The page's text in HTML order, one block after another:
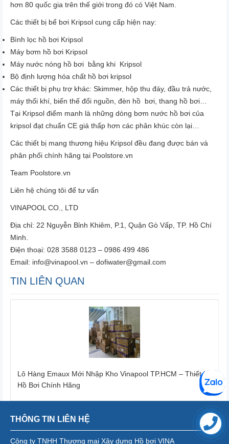
hơn 80 quốc gia trên thế giới trong đó có Việt Nam.
Các thiết bị bể bơi Kripsol cung cấp hiện nay:
Bình lọc hồ bơi Kripsol
Máy bơm hồ bơi Kripsol
Máy nước nóng hồ bơi bằng khi Kripsol
Bộ định lượng hóa chất hồ bơi kripsol
Các thiết bị phụ trợ khác: Skimmer, hộp thu đáy, đầu trả nước,
máy thổi khí, biến thế đổi nguồn, đèn hồ bơi, thang hồ bơi…
Tại Kripsol điểm manh là những dòng bơm nước hồ bơi của
kripsol đạt chuẩn CE giá thấp hơn các phân khúc còn lại…
Các thiết bị mang thương hiệu Kripsol đều đang được bán và
phân phối chính hãng tại Poolstore.vn
Team Poolstore.vn
Liên hệ chúng tôi để tư vấn
VINAPOOL CO., LTD
Địa chỉ: 22 Nguyễn Bỉnh Khiêm, P.1, Quận Gò Vấp, TP. Hồ Chí
Minh.
Điện thoại: 028 3588 0123 – 0986 499 486
Email: info@vinapool.vn – dofiwater@gmail.com
TIN LIÊN QUAN
Lô Hàng Emaux Mới Nhập Kho Vinapool TP.HCM – Thiết Bị
Hồ Bơi Chính Hãng
THÔNG TIN LIÊN HỆ
Công ty TNHH Thương mại Xây dựng Hồ bơi VINA